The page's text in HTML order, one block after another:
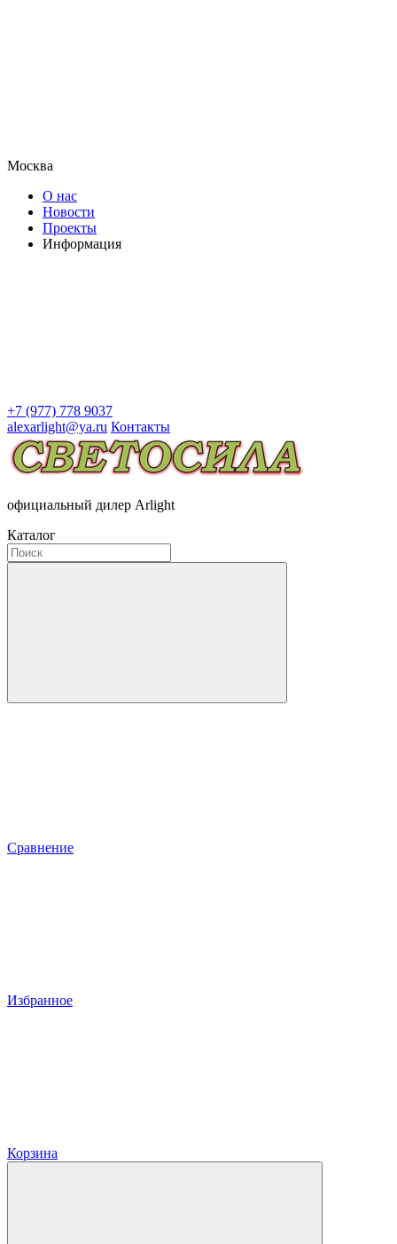
Москва
О нас
Новости
Проекты
Информация
+7 (977) 778 9037
alexarlight@ya.ru Контакты
официальный дилер Arlight
Каталог
Сравнение
Избранное
Корзина